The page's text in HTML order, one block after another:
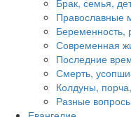
Брак, семья,
Православные
Беременность,
Современная
Последние
Смерть,
Колдуны,
Разные вопросы